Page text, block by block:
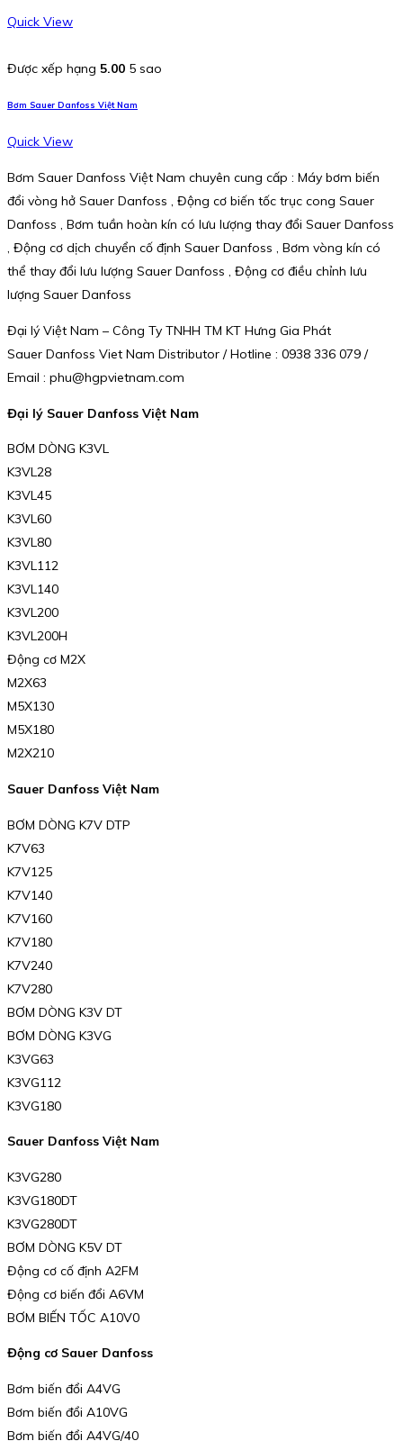
Quick View
Được xếp hạng 5.00 5 sao
Bơm Sauer Danfoss Việt Nam
Quick View
Bơm Sauer Danfoss Việt Nam chuyên cung cấp : Máy bơm biến
đổi vòng hở Sauer Danfoss , Động cơ biến tốc trục cong Sauer
Danfoss , Bơm tuần hoàn kín có lưu lượng thay đổi Sauer Danfoss
, Động cơ dịch chuyển cố định Sauer Danfoss , Bơm vòng kín có
thể thay đổi lưu lượng Sauer Danfoss , Động cơ điều chỉnh lưu
lượng Sauer Danfoss
Đại lý Việt Nam – Công Ty TNHH TM KT Hưng Gia Phát
Sauer Danfoss Viet Nam Distributor / Hotline : 0938 336 079 /
Email : phu@hgpvietnam.com
Đại lý Sauer Danfoss Việt Nam
BƠM DÒNG K3VL
K3VL28
K3VL45
K3VL60
K3VL80
K3VL112
K3VL140
K3VL200
K3VL200H
Động cơ M2X
M2X63
M5X130
M5X180
M2X210
Sauer Danfoss Việt Nam
BƠM DÒNG K7V DTP
K7V63
K7V125
K7V140
K7V160
K7V180
K7V240
K7V280
BƠM DÒNG K3V DT
BƠM DÒNG K3VG
K3VG63
K3VG112
K3VG180
Sauer Danfoss Việt Nam
K3VG280
K3VG180DT
K3VG280DT
BƠM DÒNG K5V DT
Động cơ cố định A2FM
Động cơ biến đổi A6VM
BƠM BIẾN TỐC A10V0
Động cơ Sauer Danfoss
Bơm biến đổi A4VG
Bơm biến đổi A10VG
Bơm biến đổi A4VG/40